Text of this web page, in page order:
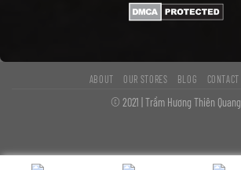
ABOUT OUR STORES BLOG CONTACT
© 2021 | Trầm Hương Thiên Quang